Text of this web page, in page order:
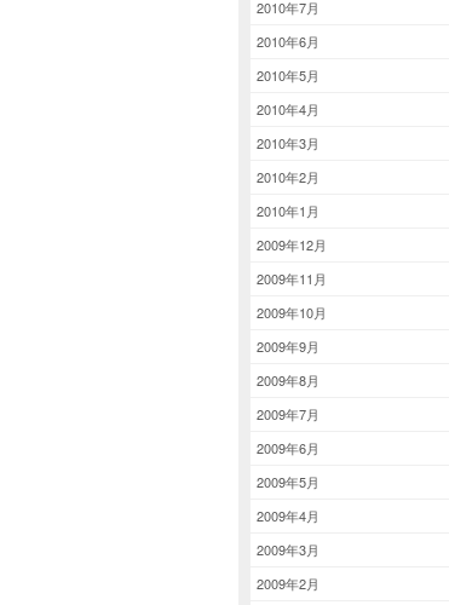
2010年7月
2010年6月
2010年5月
2010年4月
2010年3月
2010年2月
2010年1月
2009年12月
2009年11月
2009年10月
2009年9月
2009年8月
2009年7月
2009年6月
2009年5月
2009年4月
2009年3月
2009年2月